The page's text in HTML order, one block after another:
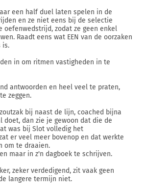
een half duel laten spelen in de
en ze niet eens bij de selectie
oefenwedstrijd, zodat ze geen enkel
Raadt eens wat EEN van de oorzaken
is.
in om ritmen vastigheden in te
antwoorden en heel veel te praten,
zeggen.
bij naast de lijn, coached bijna
doet, dan zie je gewoon dat die de
was bij Slot volledig het
er veel meer bovenop en dat werkte
om te draaien.
maar in z'n dagboek te schrijven.
zeker verdedigend, zit vaak geen
langere termijn niet.